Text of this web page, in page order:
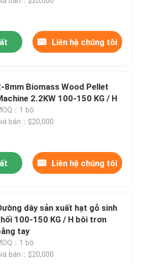
Liên hệ chúng tôi
8mm Biomass Wood Pellet
2.2KW 100-150 KG / H
：1 bộ
bán：$20,000
Liên hệ chúng tôi
dây sản xuất hạt gỗ sinh
100-150 KG / H bôi trơn
tay
：1 bộ
bán：$20,000